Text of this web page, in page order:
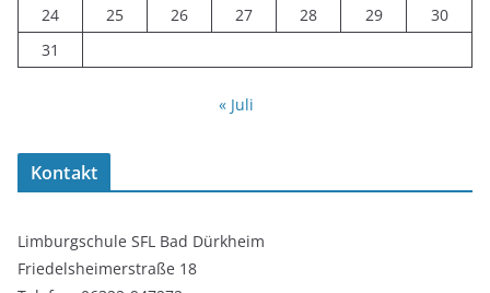
24
25 26 27 28 29
30
31
« Juli
Kontakt
Limburgschule SFL Bad Dürkheim
Friedelsheimerstraße 18